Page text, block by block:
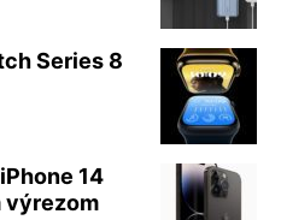
Series 8
14
výrezom